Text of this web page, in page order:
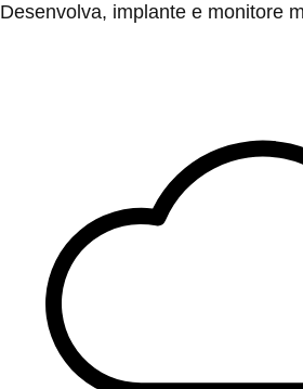
Desenvolva, implante e monitore